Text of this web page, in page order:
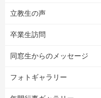
立教生の声
卒業生訪問
同窓生からのメッセージ
フォトギャラリー